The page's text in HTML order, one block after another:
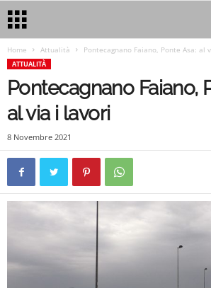
Home Attualità Pontecagnano Faiano, Ponte Asa: al
ATTUALITÀ
Pontecagnano Faiano,
al via i lavori
8 Novembre 2021